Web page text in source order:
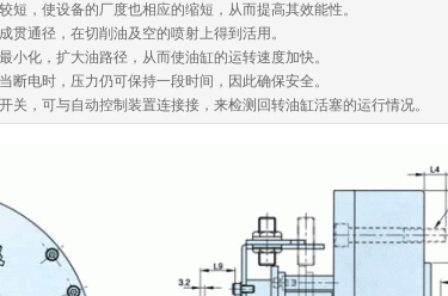
短，使设备的厂度也相应的缩短，从而提高其效能性。
贯通径，在切削油及空的喷射上得到活用。
小化，扩大油路径，从而使油缸的运转速度加快。
断电时，压力仍可保持一段时间，因此确保安全。
关，可与自动控制装置连接接，来检测回转油缸活塞的运行情况。